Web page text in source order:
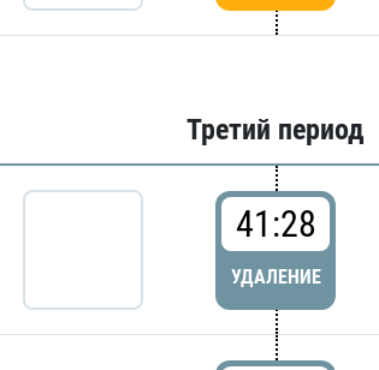
Третий период
41:28
УДАЛЕНИЕ